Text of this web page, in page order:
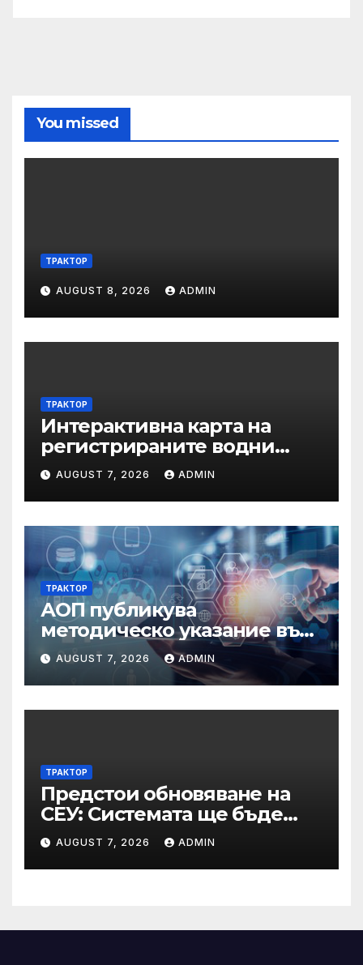
You missed
ТРАКТОР
AUGUST 8, 2026 ADMIN
ТРАКТОР
Интерактивна карта на
регистрираните водни
бази по Черноморието за
летния сезон на 2026 г.
AUGUST 7, 2026 ADMIN
ТРАКТОР
АОП публикува
методическо указание във
връзка с промени в
основанията за
задължително
отстраняване на кандидати
AUGUST 7, 2026 ADMIN
ТРАКТОР
Предстои обновяване на
СЕУ: Системата ще бъде
временно недостъпна на 10
и 11 август 2026 г.
AUGUST 7, 2026 ADMIN